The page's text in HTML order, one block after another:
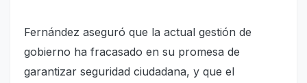
Fernández aseguró que la actual gestión de
gobierno ha fracasado en su promesa de
garantizar seguridad ciudadana, y que el